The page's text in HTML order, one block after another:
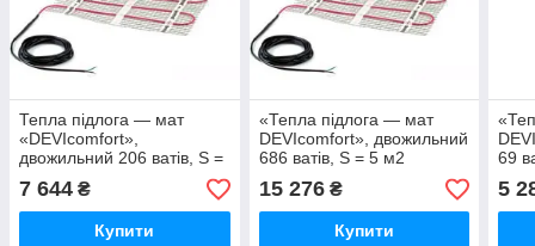
Тепла підлога — мат
«DEVIcomfort»,
двожильний 206 ватів, S =
1,5 м2
7 644 ₴
Купити
«Тепла підлога — мат
DEVIcomfort», двожильний
686 ватів, S = 5 м2
15 276₴
Купити
69
5